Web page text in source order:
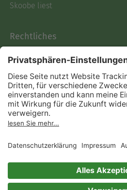
Skoobe liest
Rechtliches
AGB
Informationen nach Data
Act
Verträge hier kündigen
Impressum
Immer ein